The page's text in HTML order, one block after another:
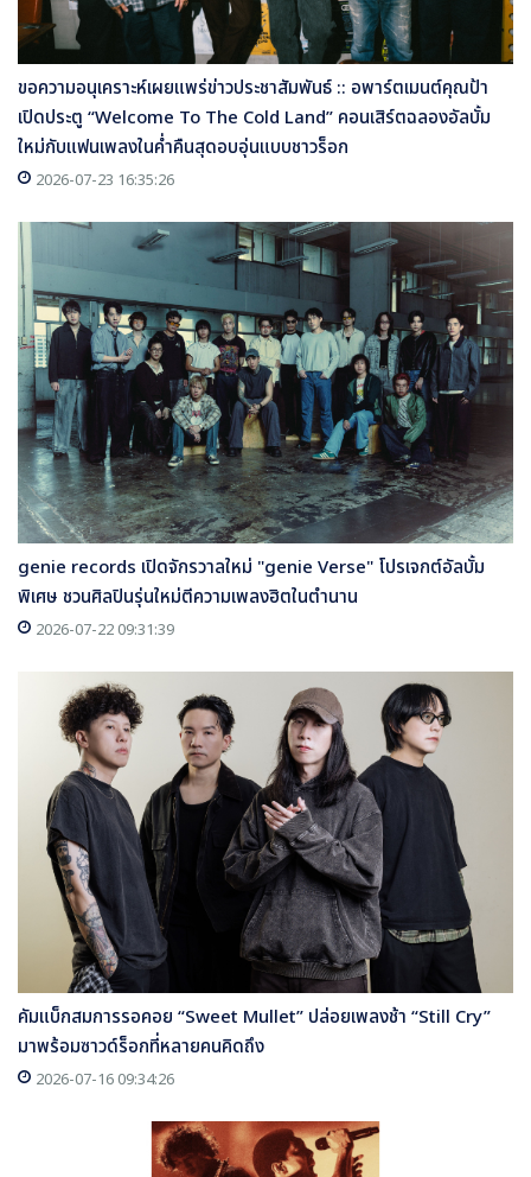
ขอความอนุเคราะห์เผยแพร่ข่าวประชาสัมพันธ์ :: อพาร์ตเมนต์คุณป้า
เปิดประตู “Welcome To The Cold Land” คอนเสิร์ตฉลองอัลบั้ม
ใหม่กับแฟนเพลงในค่ำคืนสุดอบอุ่นแบบชาวร็อก
2026-07-23 16:35:26
genie records เปิดจักรวาลใหม่ "genie Verse" โปรเจกต์อัลบั้ม
พิเศษ ชวนศิลปินรุ่นใหม่ตีความเพลงฮิตในตำนาน
2026-07-22 09:31:39
คัมแบ็กสมการรอคอย “Sweet Mullet” ปล่อยเพลงช้า “Still Cry”
มาพร้อมซาวด์ร็อกที่หลายคนคิดถึง
2026-07-16 09:34:26